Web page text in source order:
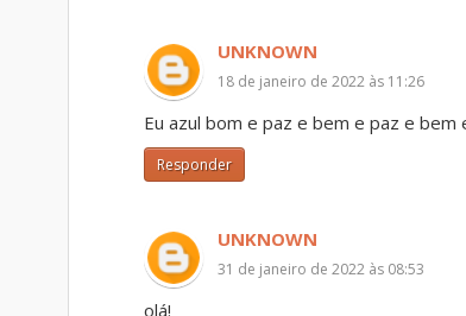
UNKNOWN
18 de janeiro de 2022 às 11:26
Eu azul bom e paz e bem e paz e bem
Responder
UNKNOWN
31 de janeiro de 2022 às 08:53
olá!